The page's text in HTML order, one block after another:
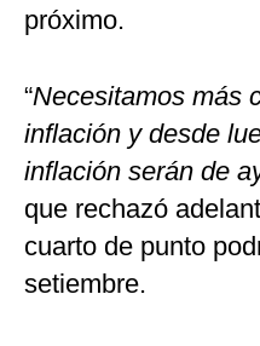
próximo.
“Necesitamos más
inflación y desde
inflación serán de
que rechazó
cuarto de punto
setiembre.